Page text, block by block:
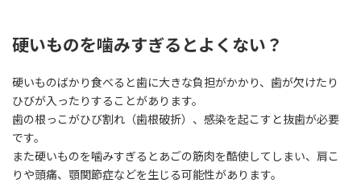
硬いものを噛みすぎるとよくない？
硬いものばかり食べると歯に大きな負担がかかり、歯が欠けたり
ひびが入ったりすることがあります。
歯の根っこがひび割れ（歯根破折）、感染を起こすと抜歯が必要
です。
また硬いものを噛みすぎるとあごの筋肉を酷使してしまい、肩こ
りや頭痛、顎関節症などを生じる可能性があります。